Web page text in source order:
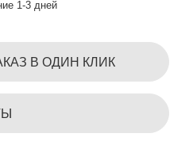
1-3 дней
В ОДИН КЛИК